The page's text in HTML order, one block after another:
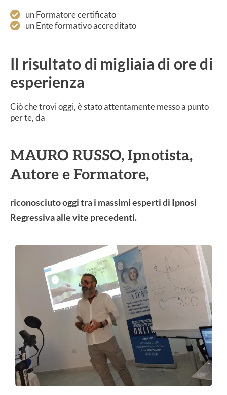
un Formatore certificato
un Ente formativo accreditato
Il risultato di migliaia di ore di
esperienza
Ciò che trovi oggi, è stato attentamente messo a punto
per te, da
MAURO RUSSO, Ipnotista,
Autore e Formatore,
riconosciuto oggi tra i massimi esperti di Ipnosi
Regressiva alle vite precedenti.